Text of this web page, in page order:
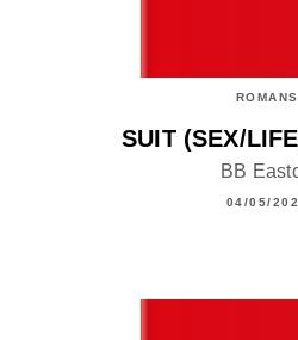
ROMANS
SUIT (SEX/
BB
04/05/